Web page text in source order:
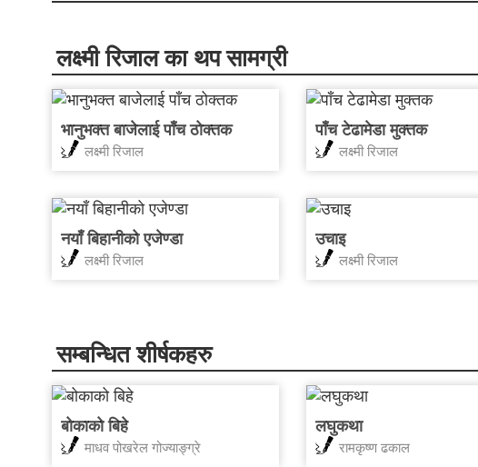
लक्ष्मी रिजाल का थप सामग्री
भानुभक्त बाजेलाई पाँच ठोक्तक
लक्ष्मी रिजाल
पाँच टेढामेडा मुक्तक
लक्ष्मी रिजाल
नयाँ बिहानीको एजेण्डा
लक्ष्मी रिजाल
उचाइ
लक्ष्मी रिजाल
सम्बन्धित शीर्षकहरु
बोकाको बिहे
माधव पोखरेल गोज्याङ्ग्रे
लघुकथा
रामकृष्ण ढकाल